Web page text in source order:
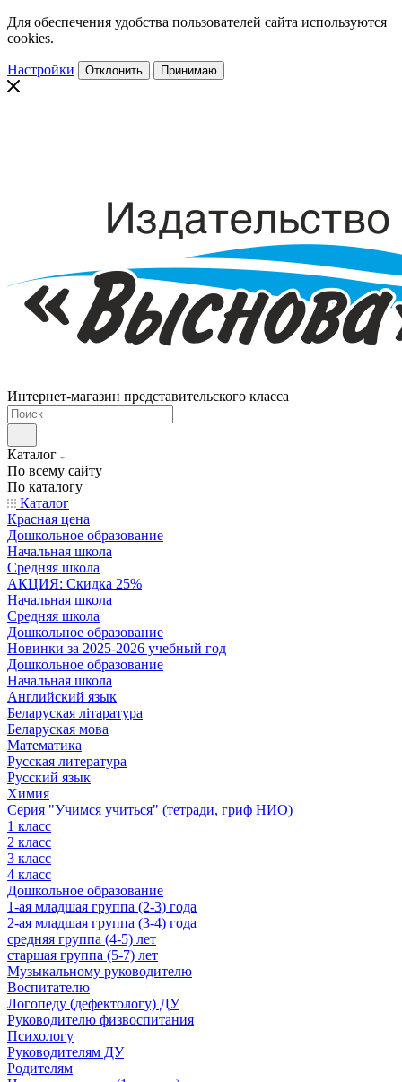
Для обеспечения удобства пользователей сайта используются
cookies.
Настройки Отклонить Принимаю
Интернет-магазин представительского класса
Каталог
По всему сайту
По каталогу
Каталог
Красная цена
Дошкольное образование
Начальная школа
Средняя школа
АКЦИЯ: Скидка 25%
Начальная школа
Средняя школа
Дошкольное образование
Новинки за 2025-2026 учебный год
Дошкольное образование
Начальная школа
Английский язык
Беларуская літаратура
Беларуская мова
Математика
Русская литература
Русский язык
Химия
Серия "Учимся учиться" (тетради, гриф НИО)
1 класс
2 класс
3 класс
4 класс
Дошкольное образование
1-ая младшая группа (2-3) года
2-ая младшая группа (3-4) года
средняя группа (4-5) лет
старшая группа (5-7) лет
Музыкальному руководителю
Воспитателю
Логопеду (дефектологу) ДУ
Руководителю физвоспитания
Психологу
Руководителям ДУ
Родителям